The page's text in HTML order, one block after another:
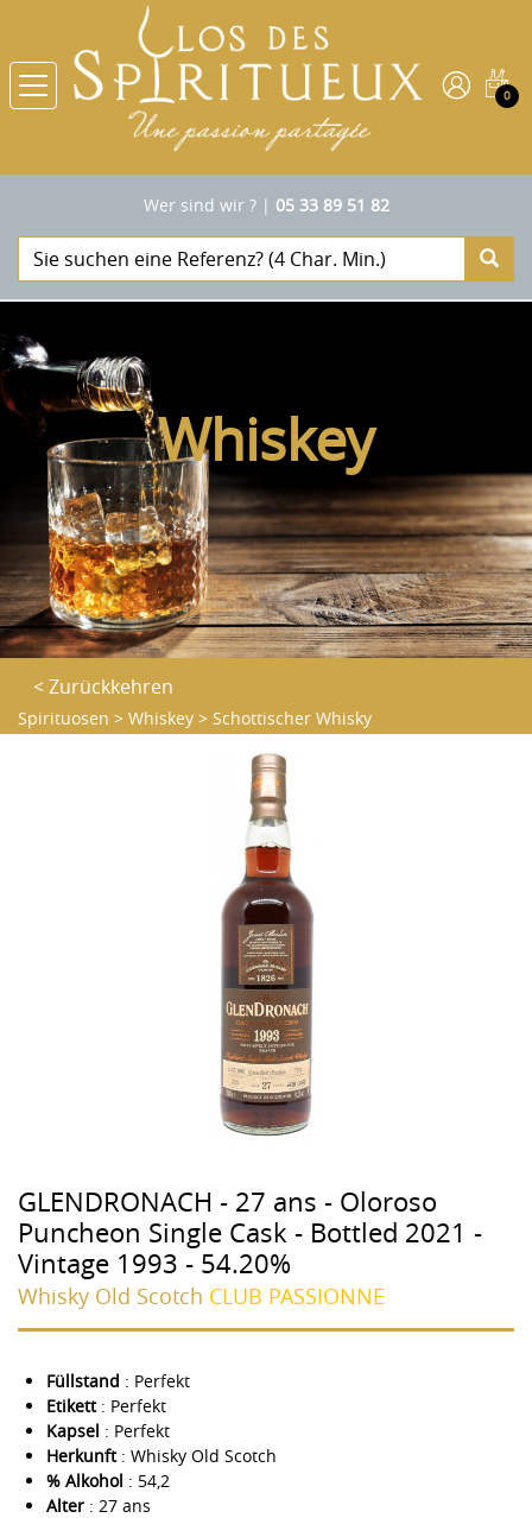
0
Wer sind wir ?| 05 33 89 51 82
Whiskey
< Zurückkehren
Spirituosen > Whiskey > Schottischer Whisky
GLENDRONACH - 27 ans - Oloroso
Puncheon Single Cask - Bottled 2021 -
Vintage 1993 - 54.20%
Whisky Old Scotch CLUB PASSIONNE
Füllstand : Perfekt
Etikett: Perfekt
Kapsel : Perfekt
Herkunft: Whisky Old Scotch
% Alkohol : 54,2
Alter : 27 ans